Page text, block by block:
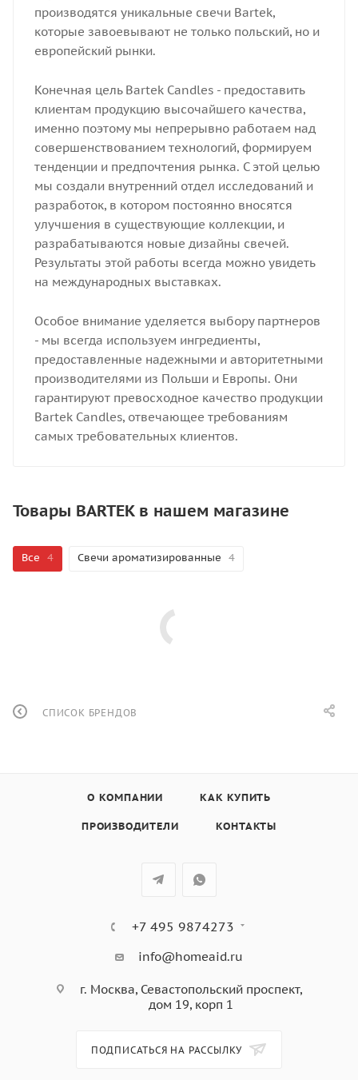
производятся уникальные свечи Bartek,
которые завоевывают не только польский, но и
европейский рынки.
Конечная цель Bartek Candles - предоставить
клиентам продукцию высочайшего качества,
именно поэтому мы непрерывно работаем над
совершенствованием технологий, формируем
тенденции и предпочтения рынка. С этой целью
мы создали внутренний отдел исследований и
разработок, в котором постоянно вносятся
улучшения в существующие коллекции, и
разрабатываются новые дизайны свечей.
Результаты этой работы всегда можно увидеть
на международных выставках.
Особое внимание уделяется выбору партнеров
- мы всегда используем ингредиенты,
предоставленные надежными и авторитетными
производителями из Польши и Европы. Они
гарантируют превосходное качество продукции
Bartek Candles, отвечающее требованиям
самых требовательных клиентов.
Товары BARTEK в нашем магазине
Все 4 Свечи ароматизированные 4
СПИСОК БРЕНДОВ
О КОМПАНИИ КАК КУПИТЬ
ПРОИЗВОДИТЕЛИ КОНТАКТЫ
+7 495 9874273
info@homeaid.ru
г. Москва, Севастопольский проспект,
дом 19, корп 1
ПОДПИСАТЬСЯ НА РАССЫЛКУ